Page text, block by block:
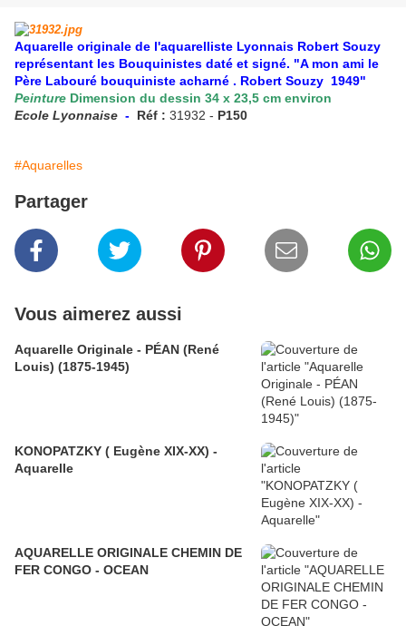
Aquarelle originale de l'aquarelliste Lyonnais Robert Souzy
représentant les Bouquinistes daté et signé. "A mon ami le
Père Labouré bouquiniste acharné . Robert Souzy 1949"
Peinture Dimension du dessin 34 x 23,5 cm environ
Ecole Lyonnaise - Réf : 31932 - P150
#Aquarelles
Partager
Vous aimerez aussi
Aquarelle Originale - PÉAN (René
Louis) (1875-1945)
KONOPATZKY ( Eugène XIX-XX) -
Aquarelle
AQUARELLE ORIGINALE CHEMIN DE
FER CONGO - OCEAN